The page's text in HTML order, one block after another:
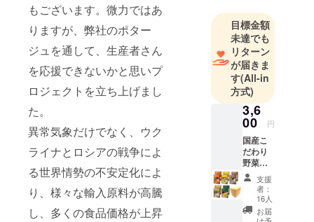
もございます。微力ではあ
りますが、弊社のポター
ジュを通して、生産者さん
を応援できないかと思いプ
ロジェクトを立ち上げまし
た。
異常気象だけでなく、ウク
ライナとロシアの戦争によ
る世界情勢の不安定化によ
り、様々な輸入原料が高騰
し、多くの食品価格が上昇
国産野菜の
品質の高
さ、美味し
さを一人で
も多くの人
に知って頂
き、国産野
菜の生産者
さんの応援
ができれば
と思ってお
ります。
また、弊社
の健康志向
目標金額
未達でも
リターン
が届きま
す(All-in
方式)
3,6
00 円
国産こ
だわり
野菜の
ポター
ジュ5種
10食
セッ
ト
支援
者：
16人
お届